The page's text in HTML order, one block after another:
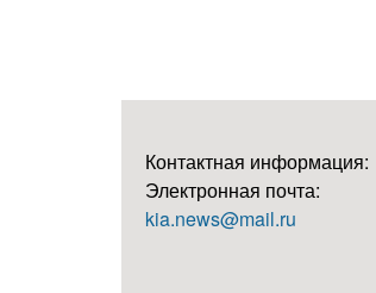
Контактная информация:
Электронная почта:
kia.news@mail.ru